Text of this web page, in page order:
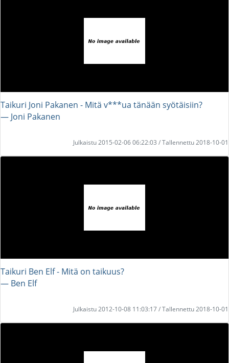
Taikuri Joni Pakanen - Mitä v***ua tänään syötäisiin?
― Joni Pakanen
Julkaistu 2015-02-06 06:22:03 / Tallennettu 2018-10-01
Taikuri Ben Elf - Mitä on taikuus?
― Ben Elf
Julkaistu 2012-10-08 11:03:17 / Tallennettu 2018-10-01